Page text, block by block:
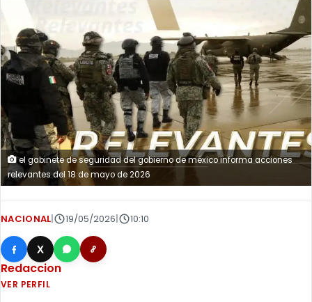
el gabinete de seguridad del gobierno de méxico informa acciones
relevantes del 18 de mayo de 2026
NACIONAL 19/05/2026 10:10
X
Redaccion
VER PERFIL